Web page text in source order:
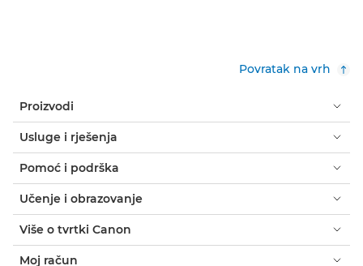
Povratak na vrh
Proizvodi
Usluge i rješenja
Pomoć i podrška
Učenje i obrazovanje
Više o tvrtki Canon
Moj račun